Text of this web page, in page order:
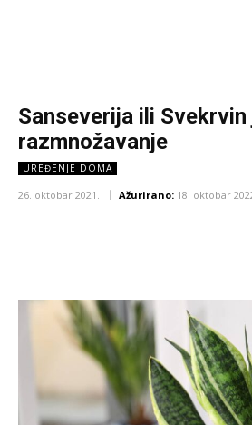
Sanseverija ili
razmnožavanje
UREĐENJE DOMA
26. oktobar 2021. Ažurirano: 18. oktobar